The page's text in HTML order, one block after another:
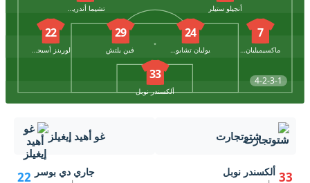
4-2-3-1
أنجيلو ستيلر تشيما أندريس
7
ماكسيميليان ميتلشتيت
24
يوليان تشابوت
29
فين يلتش
22
لورينز أسيجنون
33
ألكسندر نوبل
غو أهيد إيغيلز
22 جاري دي بوسر
شتوتجارت
33 ألكسندر نوبل